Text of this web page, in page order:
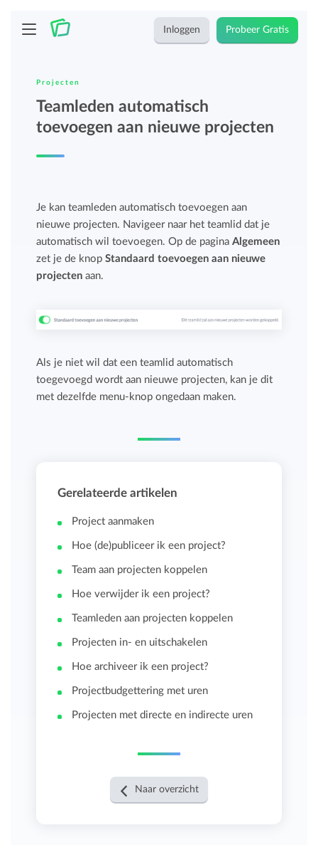
Inloggen Probeer Gratis
Projecten
Teamleden automatisch
toevoegen aan nieuwe projecten
Je kan teamleden automatisch toevoegen aan
nieuwe projecten. Navigeer naar het teamlid dat je
automatisch wil toevoegen. Op de paginaAlgemeen
zet je de knopStandaard toevoegen aan nieuwe
projecten aan.
Als je niet wil dat een teamlid automatisch
toegevoegd wordt aan nieuwe projecten, kan je dit
met dezelfde menu-knop ongedaan maken.
Gerelateerde artikelen
Project aanmaken
Hoe (de)publiceer ik een project?
Team aan projecten koppelen
Hoe verwijder ik een project?
Teamleden aan projecten koppelen
Projecten in- en uitschakelen
Hoe archiveer ik een project?
Projectbudgettering met uren
Projecten met directe en indirecte uren
Naar overzicht